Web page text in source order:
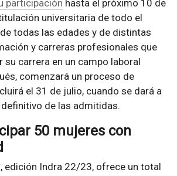
participación hasta el próximo 10 de
universitaria de todo el
todas las edades y de distintas
y carreras profesionales que
su carrera en un campo laboral
comenzará un proceso de
el 31 de julio, cuando se dará a
de las admitidas.
50 mujeres con
edición Indra 22/23, ofrece un total